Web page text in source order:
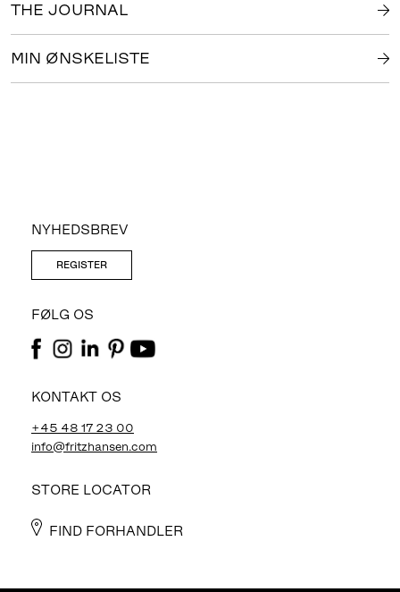
THE JOURNAL
MIN ØNSKELISTE
NYHEDSBREV
REGISTER
FØLG OS
KONTAKT OS
+45 48 17 23 00
info@fritzhansen.com
STORE LOCATOR
FIND FORHANDLER